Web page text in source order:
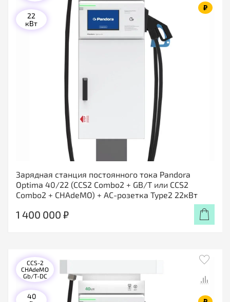
Зарядная станция постоянного тока Pandora
Optima 40/22 (CCS2 Combo2 + GB/T или CCS2
Combo2 + CHAdeMO) + АС-розетка Type2 22кВт
₽
22
кВт
1 400 000 ₽
CCS-2
CHAdeMO
Gb/T-DC
40